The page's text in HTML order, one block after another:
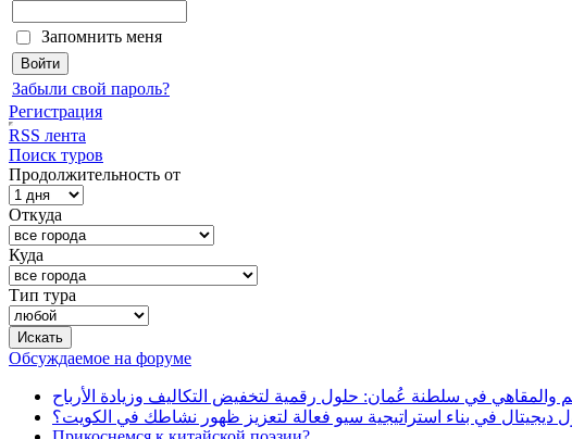
Запомнить меня
Забыли свой пароль?
Регистрация
RSS лента
Поиск туров
Продолжительность от
Откуда
Куда
Тип тура
Обсуждаемое на форуме
والمقاهي في سلطنة عُمان: حلول رقمية لتخفيض التكاليف وزيادة الأرباح
في بناء استراتيجية سيو فعالة لتعزيز ظهور نشاطك في الكويت؟